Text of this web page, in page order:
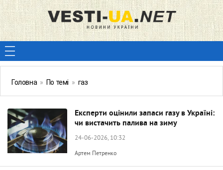
Головна » По темі » газ
Експерти оцінили запаси газу в Україні:
чи вистачить палива на зиму
24-06-2026, 10:32
Артем Петренко